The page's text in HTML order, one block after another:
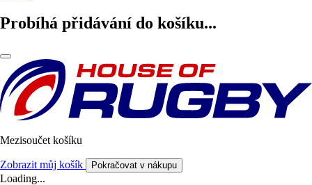
Probíhá přidávání do košíku...
Mezisoučet košíku
Zobrazit můj košík Pokračovat v nákupu
Loading...